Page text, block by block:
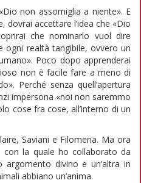
non assomiglia a niente». E
dovrai accettare l’idea che «Dio
che nominarlo vuol dire
ogni realtà tangibile, ovvero un
Poco dopo apprenderai
non è facile fare a meno di
Perché senza quell’apertura
impersona «noi non saremmo
cose fra cose, all’interno di un
Saviani e Filomena. Ma ora
la quale ho collaborato da
divino e un’altra in
abbiano un’anima.